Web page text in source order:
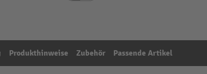
Produkthinweise Zubehör Passende Artikel